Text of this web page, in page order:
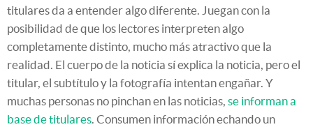
titulares da a entender algo diferente. Juegan con la
posibilidad de que los lectores interpreten algo
completamente distinto, mucho más atractivo que la
realidad. El cuerpo de la noticia sí explica la noticia, pero el
titular, el subtítulo y la fotografía intentan engañar. Y
muchas personas no pinchan en las noticias, se informan a
base de titulares. Consumen información echando un